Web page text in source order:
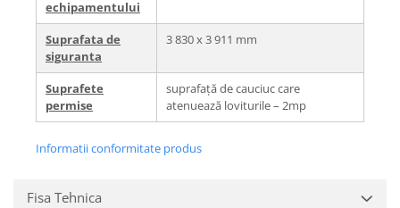
echipamentului
Suprafata de
siguranta
3 830 х 3 911 mm
Suprafete
permise
suprafață de cauciuc care
atenuează loviturile – 2mp
Informatii conformitate produs
Fisa Tehnica